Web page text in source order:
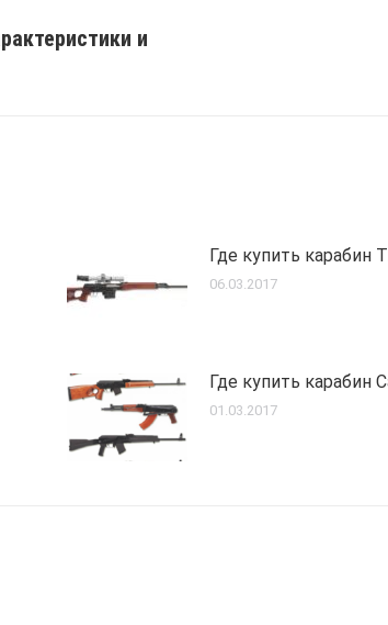
и
Где купить карабин
06.03.2017
Где купить карабин
01.03.2017